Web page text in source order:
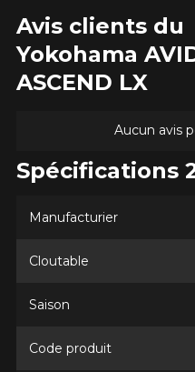
Avis clients du
Yokohama
ASCEND LX
Aucun avis
Spécifications
Manufacturier
Cloutable
Saison
Code produit
AJOUTER UN AVIS
Votre avis